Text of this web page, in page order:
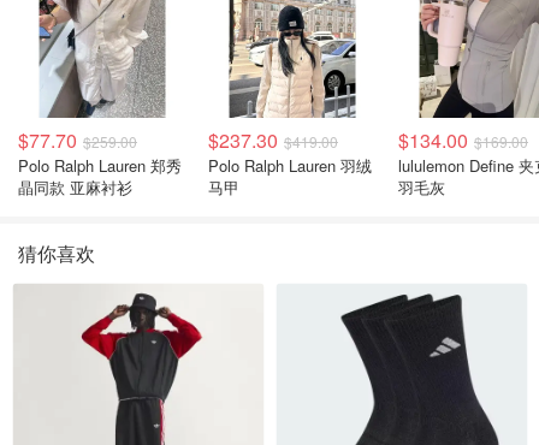
$77.70 $259.00
Polo Ralph Lauren 郑秀
晶同款 亚麻衬衫
$237.30 $419.00
Polo Ralph Lauren 羽绒
马甲
$134.00 $169.00
lululemon Define 夹
羽毛灰
猜你喜欢